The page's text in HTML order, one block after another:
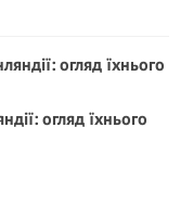
огляд їхнього